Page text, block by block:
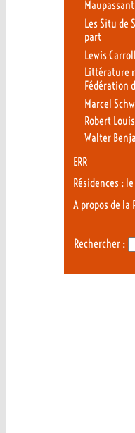
Maupassant
Les Situ de
part
Lewis Carroll
Littérature
Fédération
Marcel
Robert
Walter
ERR
Résidences :
A propos de la
Rechercher :